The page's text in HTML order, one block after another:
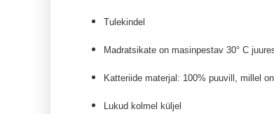
Tulekindel
Madratsikate on masinpestav 30° C
Katteriide materjal: 100% puuvill, millel
Lukud kolmel küljel